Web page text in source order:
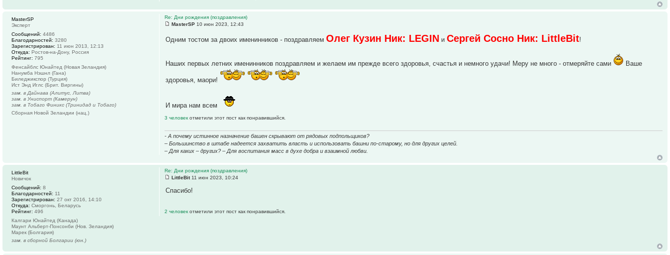
Re: Дни рождения (поздравления)
MasterSP 10 июн 2023, 12:43
Одним тостом за двоих именинников - поздравляемОлег Кузин Ник: LEGIN иСергей Сосно Ник: LittleBit!
Наших первых летних именинников поздравляем и желаем им прежде всего здоровья, счастья и немного удачи! Меру не много - отмеряйте сами Ваше
здоровья, маори!
И мира нам всем
3 человекотметили этот пост как понравившийся.
- А почему истинное назначение башен скрывают от рядовых подпольщиков?
– Большинство в штабе надеется захватить власть и использовать башни по-старому, но для других целей.
– Для каких – других? – Для воспитания масс в духе добра и взаимной любви.
MasterSP
Эксперт
Сообщений: 4486
Благодарностей: 3280
Зарегистрирован: 11 июн 2013, 12:13
Откуда: Ростов-на-Дону, Россия
Рейтинг: 795
Фенсайблс Юнайтед (Новая Зеландия)
Нанумба Нэшнл (Гана)
Биледжикспор (Турция)
Ист Энд Иглс (Брит. Виргины)
зам. в Дайнава (Алитус, Литва)
зам. в Униспорт (Камерун)
зам. в Тобаго Финикс (Тринидад и Тобаго)
Сборная Новой Зеландии (нац.)
Re: Дни рождения (поздравления)
LittleBit11 июн 2023, 10:24
Спасибо!
2 человекотметили этот пост как понравившийся.
LittleBit
Новичок
Сообщений: 8
Благодарностей: 11
Зарегистрирован: 27 окт 2016, 14:10
Откуда: Сморгонь, Беларусь
Рейтинг: 496
Калгари Юнайтед (Канада)
Маунт Альберт-Понсонби (Нов. Зеландия)
Марек (Болгария)
зам. в сборной Болгарии (юн.)